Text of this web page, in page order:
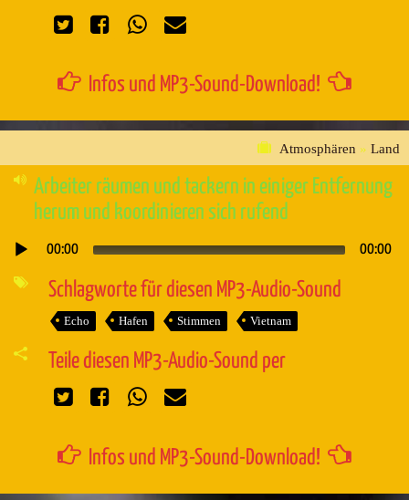
Infos und MP3-Sound-Download!
Atmosphären » Land
Arbeiter räumen und tackern in einiger Entfernung
herum und koordinieren sich rufend
Audio-
00:00 00:00
Schlagworte für diesen MP3-Audio-Sound
Echo Hafen Stimmen Vietnam
Teile diesen MP3-Audio-Sound per
Infos und MP3-Sound-Download!